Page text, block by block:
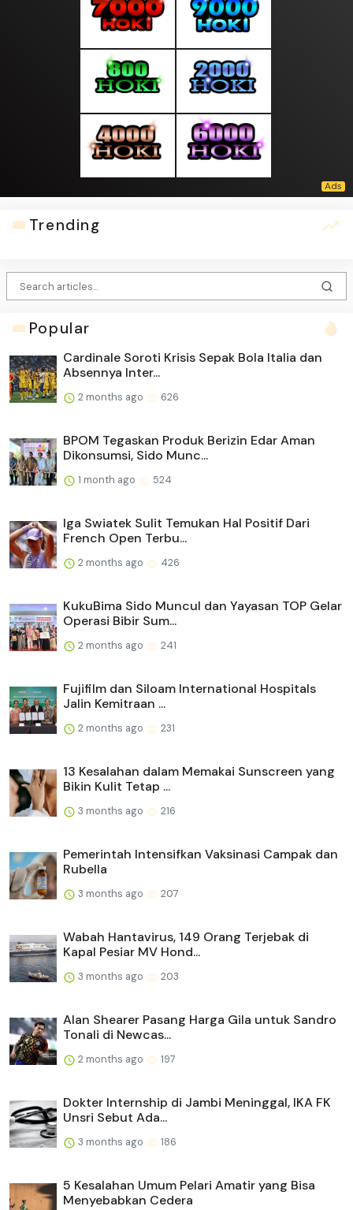
Trending
Popular
Cardinale Soroti Krisis Sepak Bola Italia dan
Absennya Inter...
2 months ago 626
BPOM Tegaskan Produk Berizin Edar Aman
Dikonsumsi, Sido Munc...
1 month ago 524
Iga Swiatek Sulit Temukan Hal Positif Dari
French Open Terbu...
2 months ago 426
KukuBima Sido Muncul dan Yayasan TOP Gelar
Operasi Bibir Sum...
2 months ago 241
Fujifilm dan Siloam International Hospitals
Jalin Kemitraan ...
2 months ago 231
13 Kesalahan dalam Memakai Sunscreen yang
Bikin Kulit Tetap ...
3 months ago 216
Pemerintah Intensifkan Vaksinasi Campak dan
Rubella
3 months ago 207
Wabah Hantavirus, 149 Orang Terjebak di
Kapal Pesiar MV Hond...
3 months ago 203
Alan Shearer Pasang Harga Gila untuk Sandro
Tonali di Newcas...
2 months ago 197
Dokter Internship di Jambi Meninggal, IKA FK
Unsri Sebut Ada...
3 months ago 186
5 Kesalahan Umum Pelari Amatir yang Bisa
Menyebabkan Cedera